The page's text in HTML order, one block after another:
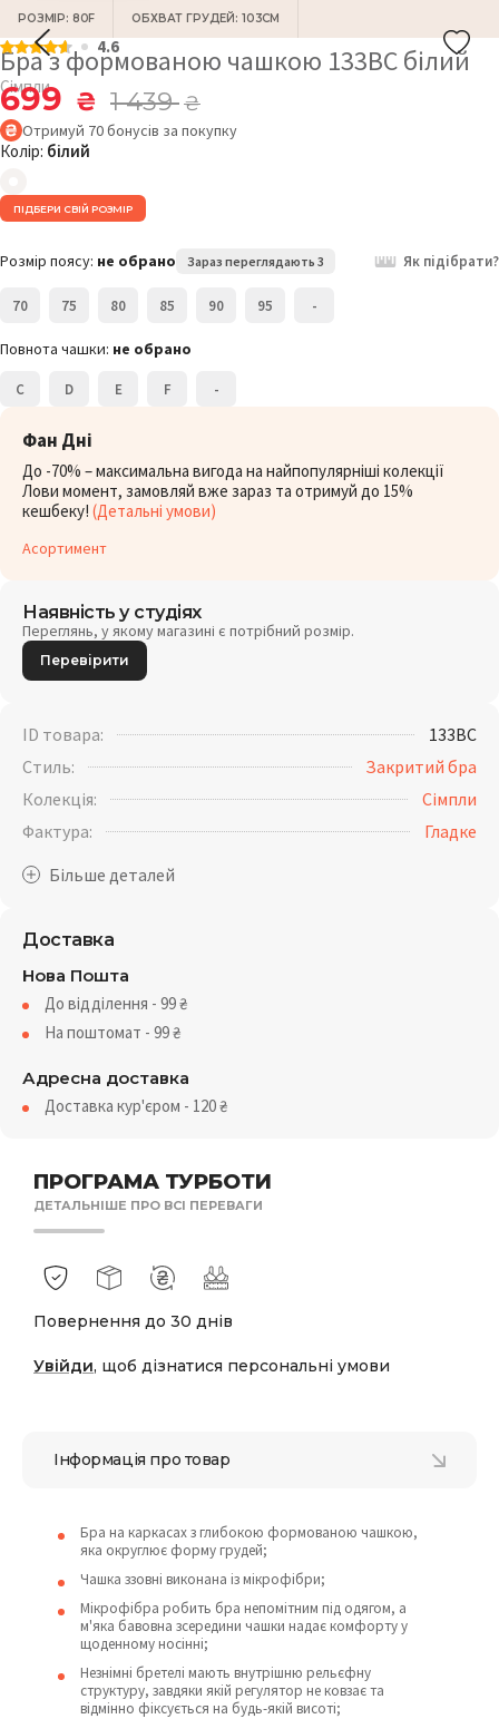
РОЗМІР: 80F ОБХВАТ ГРУДЕЙ: 103СМ
4.6
Бра з формованою чашкою 133BC білий
Сімпли
699 ₴ 1 439₴
Отримуй 70бонусів за покупку
Колір: білий
ПІДБЕРИ СВІЙ РОЗМІР
Розмір поясу: не обрано Зараз переглядають 3 Як підібрати?
70 75 80 85 90 95 -
Повнота чашки: не обрано
C D E F -
Фан Дні
До -70% – максимальна вигода на найпопулярніші колекції
Лови момент, замовляй вже зараз та отримуй до 15%
кешбеку! (Детальні умови)
Асортимент
ПРОГРАМА ТУРБОТИ
ДЕТАЛЬНІШЕ ПРО ВСІ ПЕРЕВАГИ
Повернення до 30 днів
Увійди, щоб дізнатися персональні умови
Наявність у студіях
Переглянь, у якому магазині є потрібний розмір.
Перевірити
ID товара:
133BC
Стиль:
Закритий бра
Колекція:
Сімпли
Фактура:
Гладке
Доставка
Нова Пошта
До відділення - 99₴
На поштомат - 99₴
Адресна доставка
Доставка кур'єром - 120₴
Інформація про товар
Бра на каркасах з глибокою формованою чашкою,
яка округлює форму грудей;
Чашка ззовні виконана із мікрофібри;
Мікрофібра робить бра непомітним під одягом, а
м'яка бавовна зсередини чашки надає комфорту у
щоденному носінні;
Незнімні бретелі мають внутрішню рельєфну
структуру, завдяки якій регулятор не ковзає та
відмінно фіксується на будь-якій висоті;